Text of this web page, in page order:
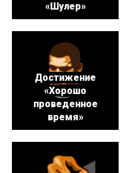
«Шулер»
Достижение
«Хорошо
проведенное
время»